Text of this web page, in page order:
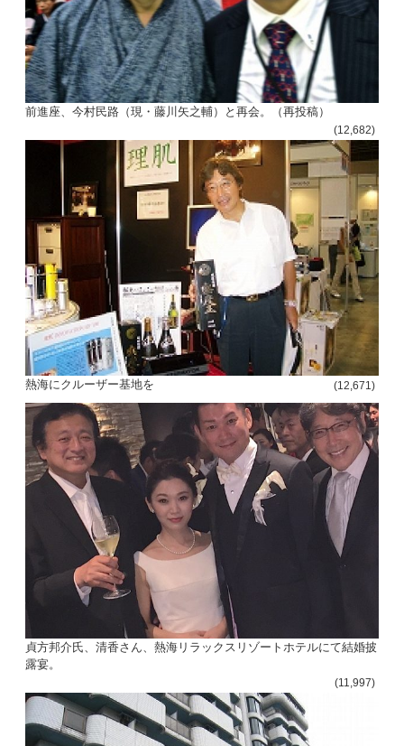
前進座、今村民路（現・藤川矢之輔）と再会。（再投稿）
(12,682)
熱海にクルーザー基地を (12,671)
貞方邦介氏、清香さん、熱海リラックスリゾートホテルにて結婚披
露宴。
(11,997)